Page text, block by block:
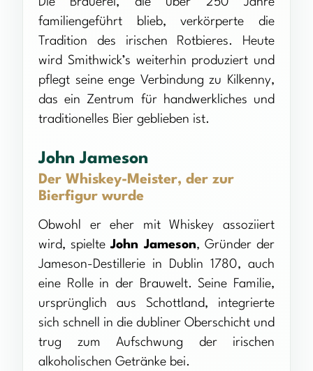
familiengeführt blieb, verkörperte die
Tradition des irischen Rotbieres. Heute
wird Smithwick’s weiterhin produziert und
pflegt seine enge Verbindung zu Kilkenny,
das ein Zentrum für handwerkliches und
traditionelles Bier geblieben ist.
John Jameson
Der Whiskey-Meister, der zur
Bierfigur wurde
Obwohl er eher mit Whiskey assoziiert
wird, spielteJohn Jameson, Gründer der
Jameson-Destillerie in Dublin 1780, auch
eine Rolle in der Brauwelt. Seine Familie,
ursprünglich aus Schottland, integrierte
sich schnell in die dubliner Oberschicht und
trug zum Aufschwung der irischen
alkoholischen Getränke bei.